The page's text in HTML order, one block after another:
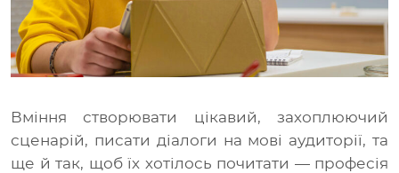
Вміння створювати цікавий, захоплюючий
сценарій, писати діалоги на мові аудиторії, та
ще й так, щоб їх хотілось почитати — професія